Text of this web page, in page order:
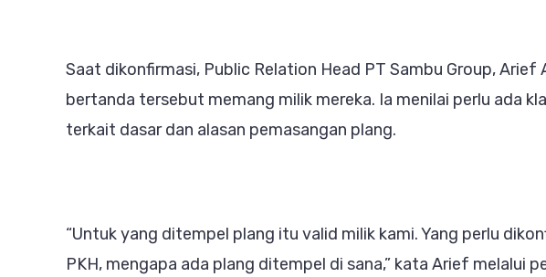
Saat dikonfirmasi, Public Relation Head PT Sambu Group, Arief
bertanda tersebut memang milik mereka. Ia menilai perlu ada
terkait dasar dan alasan pemasangan plang.
“Untuk yang ditempel plang itu valid milik kami. Yang perlu
PKH, mengapa ada plang ditempel di sana,” kata Arief melalui